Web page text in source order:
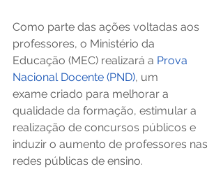
Como parte das ações voltadas aos
professores, o Ministério da
Educação (MEC) realizará a Prova
Nacional Docente (PND), um
exame criado para melhorar a
qualidade da formação, estimular a
realização de concursos públicos e
induzir o aumento de professores nas
redes públicas de ensino.